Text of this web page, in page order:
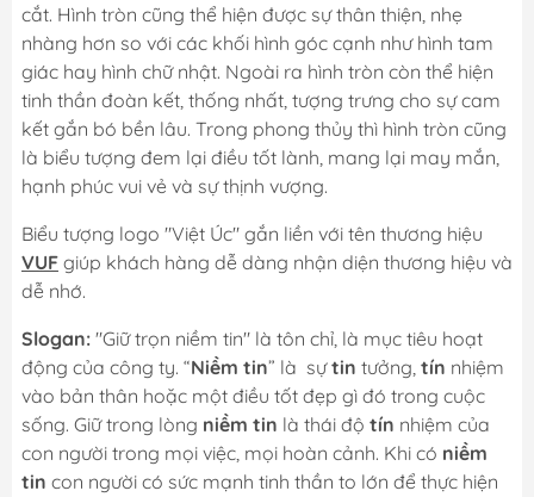
cắt. Hình tròn cũng thể hiện được sự thân thiện, nhẹ
nhàng hơn so với các khối hình góc cạnh như hình tam
giác hay hình chữ nhật. Ngoài ra hình tròn còn thể hiện
tinh thần đoàn kết, thống nhất, tượng trưng cho sự cam
kết gắn bó bền lâu. Trong phong thủy thì hình tròn cũng
là biểu tượng đem lại điều tốt lành, mang lại may mắn,
hạnh phúc vui vẻ và sự thịnh vượng.
Biểu tượng logo "Việt Úc" gắn liền với tên thương hiệu
VUF giúp khách hàng dễ dàng nhận diện thương hiệu và
dễ nhớ.
Slogan: "Giữ trọn niềm tin" là tôn chỉ, là mục tiêu hoạt
động của công ty. “Niềm tin” là sựtin tưởng, tín nhiệm
vào bản thân hoặc một điều tốt đẹp gì đó trong cuộc
sống. Giữ trong lòng niềm tin là thái độ tín nhiệm của
con người trong mọi việc, mọi hoàn cảnh. Khi có niềm
tin con người có sức mạnh tinh thần to lớn để thực hiện